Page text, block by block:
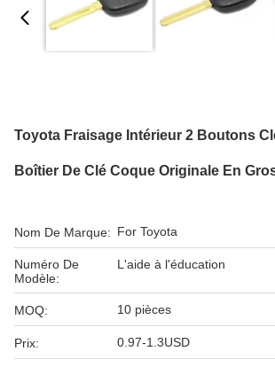
Toyota Fraisage Intérieur 2 Boutons
Boîtier De Clé Coque Originale En
Nom De Marque: For Toyota
Numéro De
Modèle:
L'aide à l'éducation
MOQ: 10 pièces
Prix: 0.97-1.3USD